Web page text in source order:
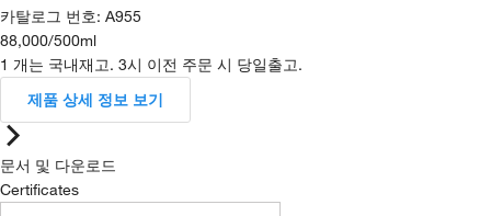
카탈로그 번호: A955
88,000/500ml
1 개는 국내재고. 3시 이전 주문 시 당일출고.
제품 상세 정보 보기
문서 및 다운로드
Certificates